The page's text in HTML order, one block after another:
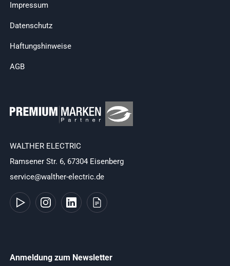
Impressum
Datenschutz
Haftungshinweise
AGB
WALTHER ELECTRIC
Ramsener Str. 6, 67304 Eisenberg
service@walther-electric.de
Anmeldung zum Newsletter